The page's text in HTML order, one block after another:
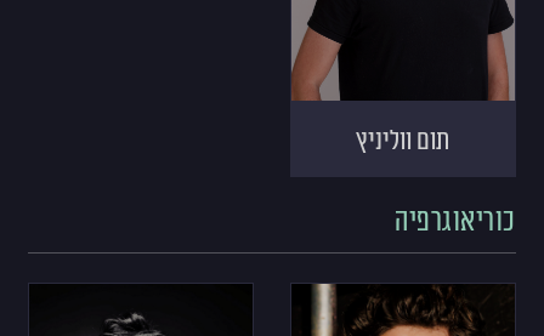
תום ווליניץ
כוריאוגרפיה